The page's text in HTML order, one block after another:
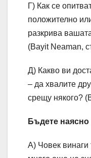
Г) Как се
положително
разкрива
(Bayit Neaman,
Д) Какво ви
– да хвалите
срещу някого?
Бъдете наясно
А) Човек винаги